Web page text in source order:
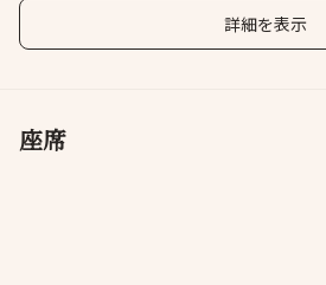
開放感ある窓側のオープン席
完全個室は最大10名様迄可能
詳細を表示
座席